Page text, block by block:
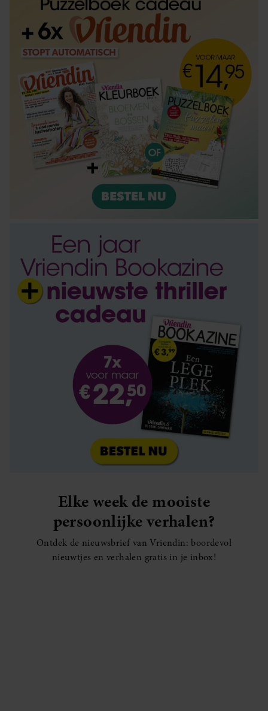
Elke week de mooiste
persoonlijke verhalen?
Ontdek de nieuwsbrief van Vriendin: boordevol
nieuwtjes en verhalen gratis in je inbox!